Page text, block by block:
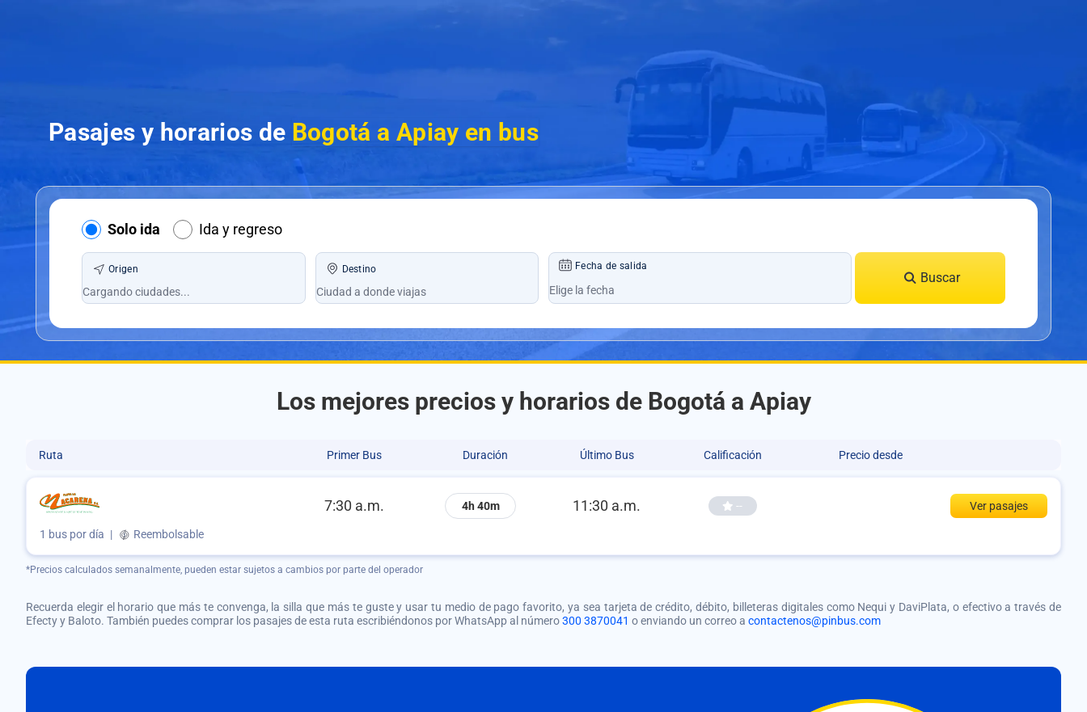
Pasajes y horarios de Bogotá a Apiay en bus
Solo ida Ida y regreso
Origen Destino Fecha de salida
Buscar
Los mejores precios y horarios de Bogotá a Apiay
Ruta Primer Bus Duración Último Bus Calificación Precio desde
7:30 a.m. 4h 40m 11:30 a.m. -- Ver pasajes
1 bus por día | Reembolsable
*Precios calculados semanalmente, pueden estar sujetos a cambios por parte del operador
Recuerda elegir el horario que más te convenga, la silla que más te guste y usar tu medio de pago favorito, ya sea tarjeta de crédito, débito, billeteras digitales como Nequi y DaviPlata, o efectivo a través de
Efecty y Baloto. También puedes comprar los pasajes de esta ruta escribiéndonos por WhatsApp al número300 3870041 o enviando un correo a contactenos@pinbus.com